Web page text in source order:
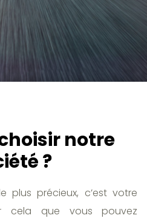
notre
?
plus précieux, c’est votre
cela que vous pouvez